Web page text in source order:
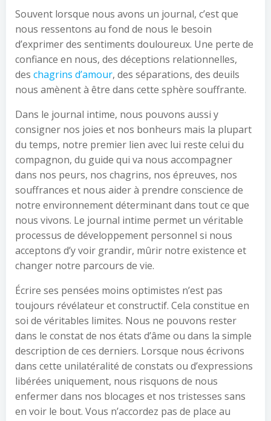
Souvent lorsque nous avons un journal, c’est que
nous ressentons au fond de nous le besoin
d’exprimer des sentiments douloureux. Une perte de
confiance en nous, des déceptions relationnelles,
des chagrins d’amour, des séparations, des deuils
nous amènent à être dans cette sphère souffrante.
Dans le journal intime, nous pouvons aussi y
consigner nos joies et nos bonheurs mais la plupart
du temps, notre premier lien avec lui reste celui du
compagnon, du guide qui va nous accompagner
dans nos peurs, nos chagrins, nos épreuves, nos
souffrances et nous aider à prendre conscience de
notre environnement déterminant dans tout ce que
nous vivons. Le journal intime permet un véritable
processus de développement personnel si nous
acceptons d’y voir grandir, mûrir notre existence et
changer notre parcours de vie.
Écrire ses pensées moins optimistes n’est pas
toujours révélateur et constructif. Cela constitue en
soi de véritables limites. Nous ne pouvons rester
dans le constat de nos états d’âme ou dans la simple
description de ces derniers. Lorsque nous écrivons
dans cette unilatéralité de constats ou d’expressions
libérées uniquement, nous risquons de nous
enfermer dans nos blocages et nos tristesses sans
en voir le bout. Vous n’accordez pas de place au